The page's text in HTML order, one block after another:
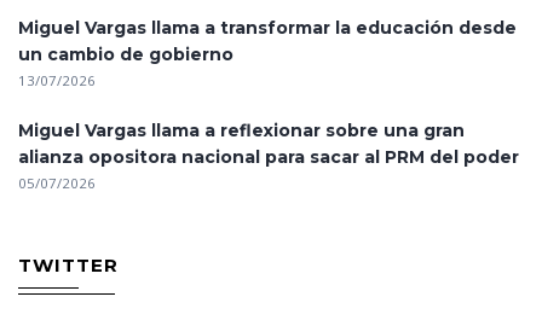
Miguel Vargas llama a transformar la educación desde
un cambio de gobierno
13/07/2026
Miguel Vargas llama a reflexionar sobre una gran
alianza opositora nacional para sacar al PRM del poder
05/07/2026
TWITTER